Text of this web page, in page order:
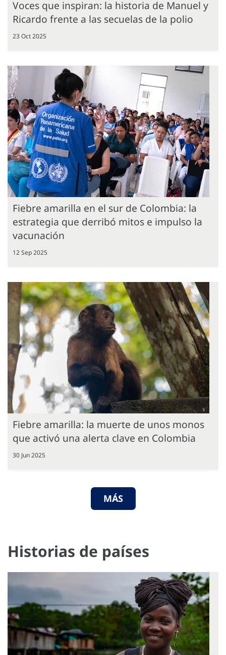
Voces que inspiran: la historia de Manuel y
Ricardo frente a las secuelas de la polio
23 Oct 2025
Fiebre amarilla en el sur de Colombia: la
estrategia que derribó mitos e impulso la
vacunación
12 Sep 2025
Fiebre amarilla: la muerte de unos monos
que activó una alerta clave en Colombia
30 Jun 2025
MÁS
Historias de países